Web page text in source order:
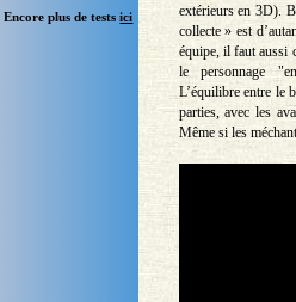
Encore plus de testsici
extérieurs en 3D).
collecte » est
équipe, il faut aussi
le personnage
L’équilibre entre le
parties, avec les
Même si les